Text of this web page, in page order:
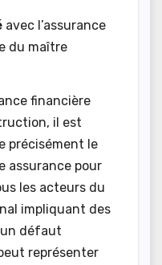
avec l’assurance
du maître
financière
il est
précisément le
assurance pour
les acteurs du
impliquant des
défaut
représenter